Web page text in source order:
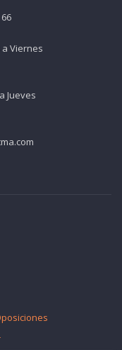
Viernes
Jueves